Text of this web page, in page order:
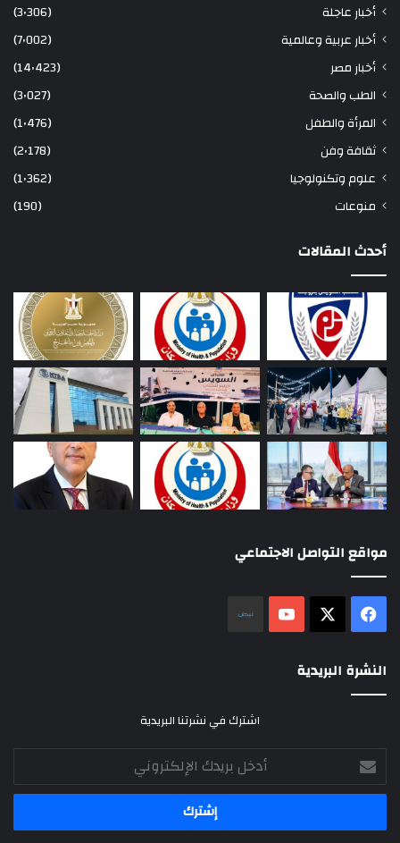
أخبار عاجلة
(3٬306)
أخبار عربية وعالمية
(7٬002)
أخبار مصر
(14٬423)
الطب والصحة
(3٬027)
المرأة والطفل
(1٬476)
ثقافة وفن
(2٬178)
علوم وتكنولوجيا
(1٬362)
منوعات
(190)
أحدث المقالات
مواقع التواصل الاجتماعي
فيسبوك ‫YouTube
النشرة البريدية
اشترك في نشرتنا البريدية
أدخل
بريدك
الإلكتروني